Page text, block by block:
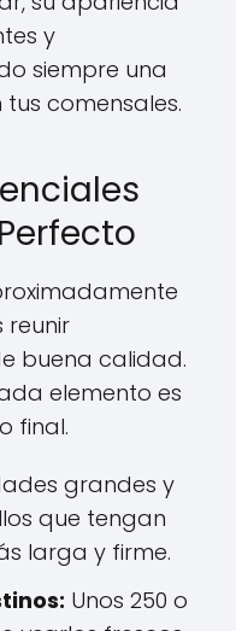
y
siempre una
comensales.
reunir
buena calidad.
elemento es
final.
grandes y
que tengan
larga y firme.
Unos 250 o